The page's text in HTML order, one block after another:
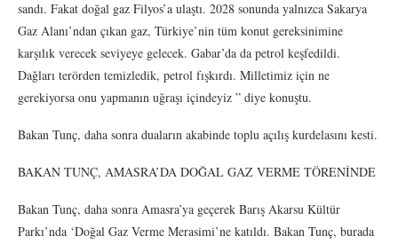
sandı. Fakat doğal gaz Filyos’a ulaştı. 2028 sonunda yalnızca Sakarya
Gaz Alanı’ndan çıkan gaz, Türkiye’nin tüm konut gereksinimine
karşılık verecek seviyeye gelecek. Gabar’da da petrol keşfedildi.
Dağları terörden temizledik, petrol fışkırdı. Milletimiz için ne
gerekiyorsa onu yapmanın uğraşı içindeyiz ” diye konuştu.
Bakan Tunç, daha sonra duaların akabinde toplu açılış kurdelasını kesti.
BAKAN TUNÇ, AMASRA’DA DOĞAL GAZ VERME TÖRENİNDE
Bakan Tunç, daha sonra Amasra’ya geçerek Barış Akarsu Kültür
Parkı’nda ‘Doğal Gaz Verme Merasimi’ne katıldı. Bakan Tunç, burada